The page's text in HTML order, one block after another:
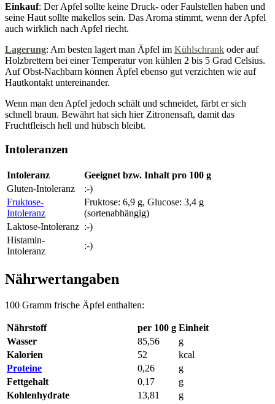
Einkauf: Der Apfel sollte keine Druck- oder Faulstellen haben und
seine Haut sollte makellos sein. Das Aroma stimmt, wenn der Apfel
auch wirklich nach Apfel riecht.
Lagerung: Am besten lagert man Äpfel im Kühlschrank oder auf
Holzbrettern bei einer Temperatur von kühlen 2 bis 5 Grad Celsius.
Auf Obst-Nachbarn können Äpfel ebenso gut verzichten wie auf
Hautkontakt untereinander.
Wenn man den Apfel jedoch schält und schneidet, färbt er sich
schnell braun. Bewährt hat sich hier Zitronensaft, damit das
Fruchtfleisch hell und hübsch bleibt.
Intoleranzen
Intoleranz
Geeignet bzw. Inhalt pro 100 g
Gluten-Intoleranz
:-)
Fruktose-
Intoleranz
Fruktose: 6,9 g, Glucose: 3,4 g
(sortenabhängig)
Laktose-Intoleranz :-)
Histamin-
Intoleranz
:-)
Nährwertangaben
100 Gramm frische Äpfel enthalten:
Nährstoff per 100 g Einheit
Wasser
85,56
g
Kalorien
52
kcal
Proteine
0,26
g
Fettgehalt
0,17
g
Kohlenhydrate
13,81
g